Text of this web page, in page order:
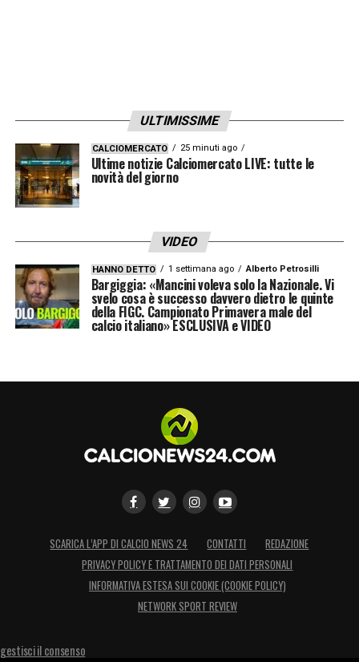
ULTIMISSIME
CALCIOMERCATO 25 minuti ago
Ultime notizie Calciomercato LIVE: tutte le
novità del giorno
VIDEO
HANNO DETTO 1 settimana ago Alberto Petrosilli
Bargiggia: «Mancini voleva solo la Nazionale. Vi
svelo cosa è successo davvero dietro le quinte
della FIGC. Campionato Primavera male del
calcio italiano» ESCLUSIVA e VIDEO
SCARICA L’APP DI CALCIO NEWS 24 CONTATTI
REDAZIONE
PRIVACY POLICY E TRATTAMENTO DEI DATI PERSONALI
INFORMATIVA ESTESA SUI COOKIE (COOKIE POLICY)
NETWORK SPORT REVIEW
gestisci il consenso